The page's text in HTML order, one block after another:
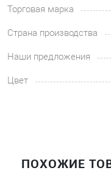
Торговая марка
Страна производства
Наши предложения
Цвет
ПОХОЖИЕ